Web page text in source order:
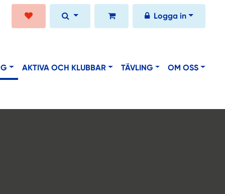
Logga in
AKTIVA OCH KLUBBAR TÄVLING OM OSS